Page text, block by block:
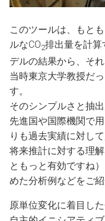
このツールは、もと
ルなCO2排出量を計算
デルの結果から、そ
当時東京大学教授だ
す。
そのシンプルさと抽
先進国や国際機関で
りも過去実績に対し
将来推計に対する理
ともっと有効ですね
めた分析例などをご紹
原単位変化に着目し